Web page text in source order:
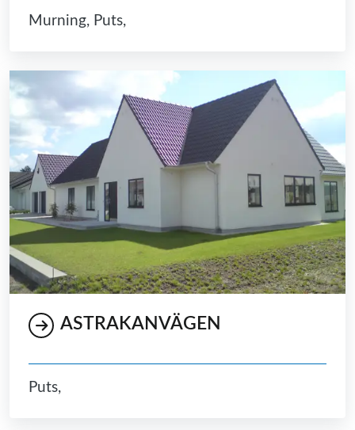
Murning, Puts,
ASTRAKANVÄGEN
Puts,